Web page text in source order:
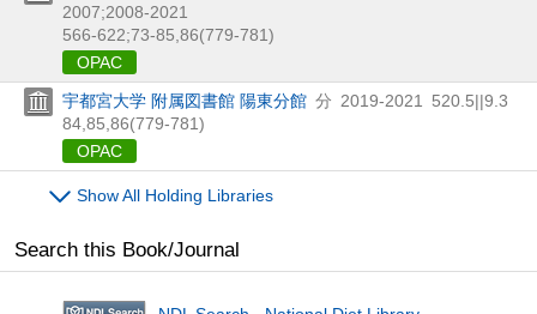
2007;2008-2021
566-622;73-85, 86(779-781)
OPAC
宇都宮大学 附属図書館 陽東分館 分 2019-2021
520.5||9.3
84, 85, 86(779-781)
OPAC
Show All Holding Libraries
Search this Book/Journal